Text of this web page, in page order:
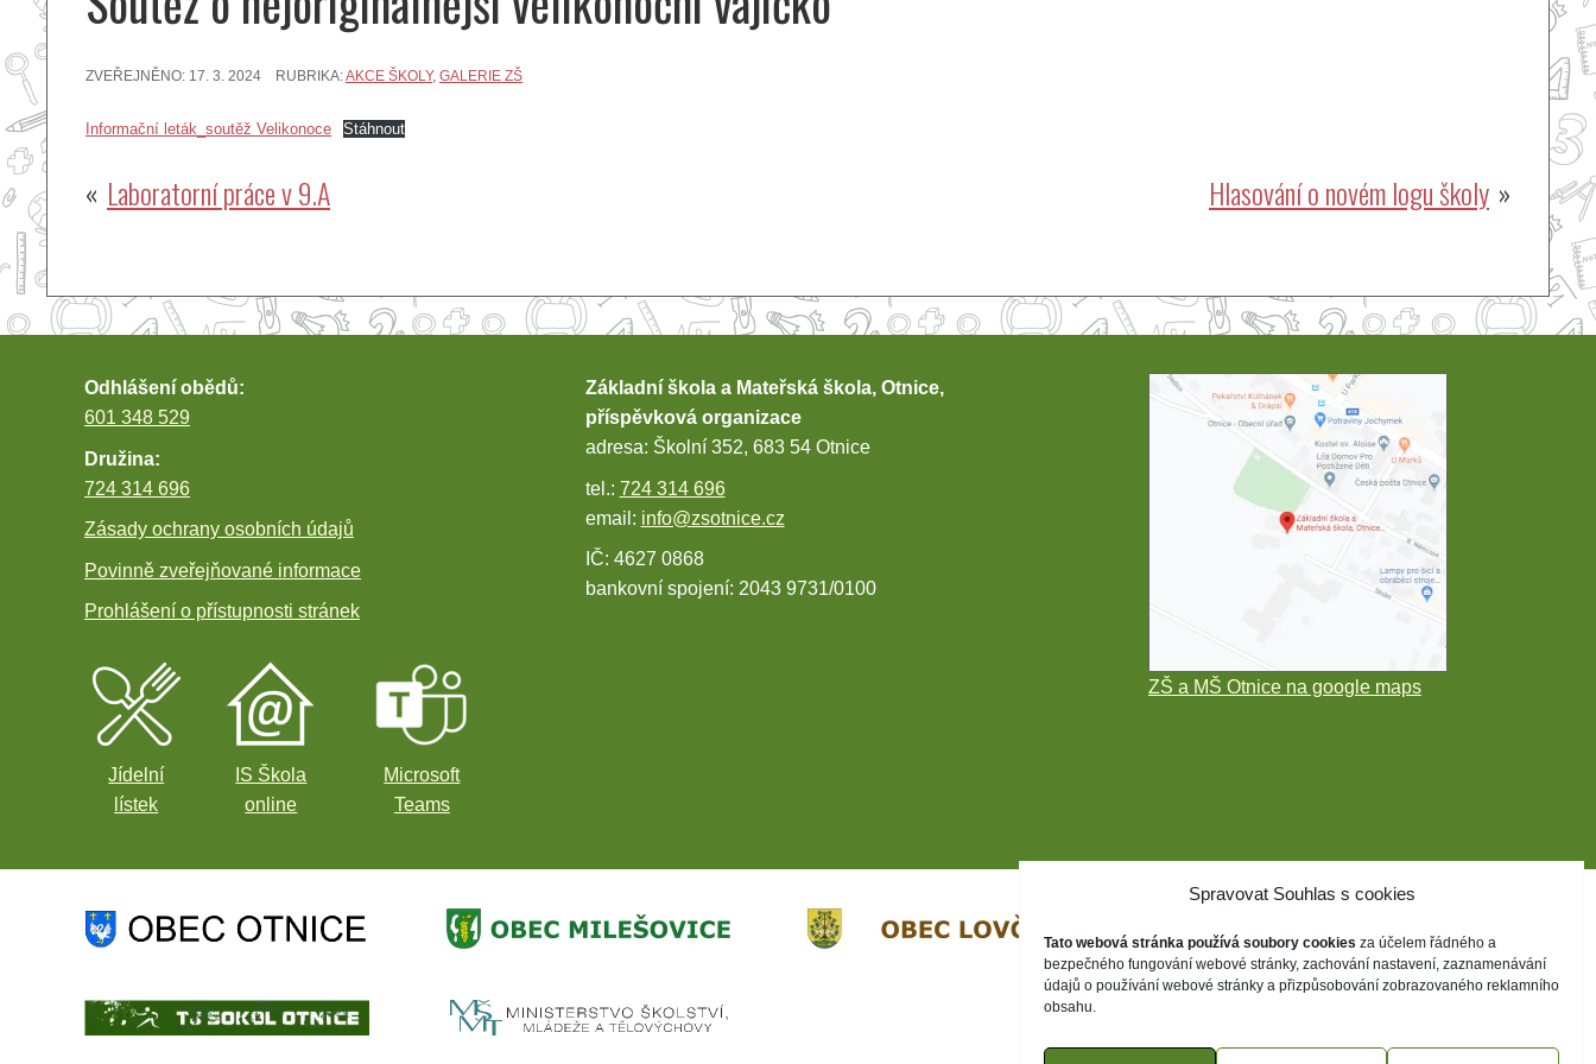
Spravovat Souhlas s cookies
Tato webová stránka používá soubory cookies za účelem řádného a
bezpečného fungování webové stránky, zachování nastavení, zaznamenávání
údajů o používání webové stránky a přizpůsobování zobrazovaného reklamního
obsahu.
ZVEŘEJNĚNO: 17. 3. 2024 RUBRIKA:AKCE ŠKOLY, GALERIE ZŠ
Informační leták_soutěž Velikonoce Stáhnout
Navigace
příspěvek
Laboratorní práce v 9.A Hlasování o novém logu školy
Odhlášení obědů:
601 348 529
Družina:
724 314 696
Zásady ochrany osobních údajů
Povinně zveřejňované informace
Prohlášení o přístupnosti stránek
Jídelní
lístek
IS Škola
online
Microsoft
Teams
Základní škola a Mateřská škola, Otnice,
příspěvková organizace
adresa: Školní 352, 683 54 Otnice
tel.: 724 314 696
email: info@zsotnice.cz
IČ: 4627 0868
bankovní spojení: 2043 9731/0100
ZŠ a MŠ Otnice na google maps